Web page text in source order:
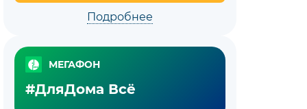
Подробнее
МЕГАФОН
#ДляДома Всё